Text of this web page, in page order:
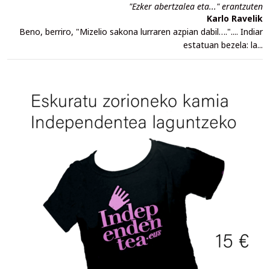
"Ezker abertzalea eta..." erantzuten
Karlo Ravelik
Beno, berriro, "Mizelio sakona lurraren azpian dabil….".... Indiar
estatuan bezela: la...